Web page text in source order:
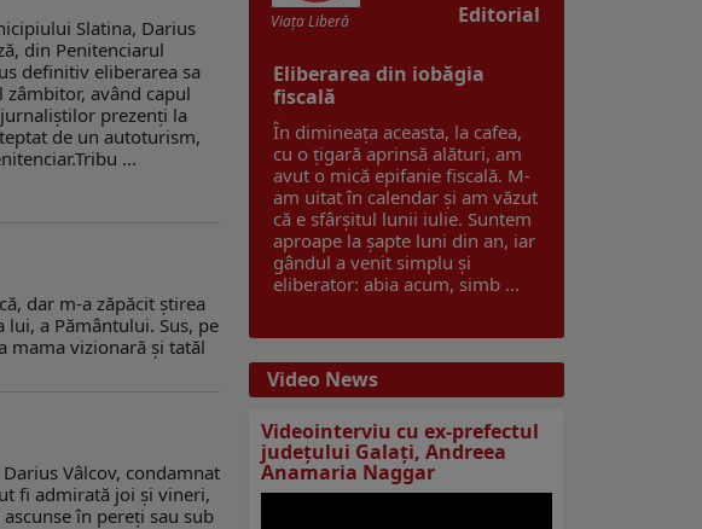
Slatina, Darius
din Penitenciarul
definitiv eliberarea sa
având capul
prezenţi la
de un autoturism,
...
dar m-a zăpăcit știrea
a Pământului. Sus, pe
mama vizionară și tatăl
Vâlcov, condamnat
fi admirată joi și vineri,
în pereți sau sub
Editorial
Viaţa Liberă
Eliberarea din iobăgia
fiscală
În dimineața aceasta, la cafea,
cu o țigară aprinsă alături, am
avut o mică epifanie fiscală. M-
am uitat în calendar și am văzut
că e sfârșitul lunii iulie. Suntem
aproape la șapte luni din an, iar
gândul a venit simplu și
eliberator: abia acum, simb ...
Video News
Videointerviu cu ex-prefectul
judeţului Galaţi, Andreea
Anamaria Naggar